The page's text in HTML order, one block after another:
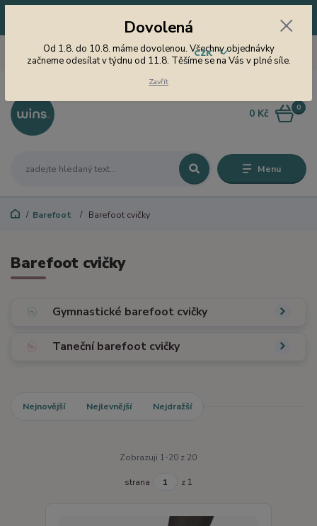
začneme odesílat v týdnu od 11.8. Těšíme se na Vás v plné síle.
Menu
CZK
605 747 185
Jsme tu pro Vás od 9 do 15
hodin
0
0 Kč
Barefoot Barefoot cvičky
Barefoot cvičky
Gymnastické barefoot cvičky
Taneční barefoot cvičky
Nejnovější Nejlevnější Nejdražší
Zobrazuji 1-20 z 20
strana z 1
Dovolená
Od 1.8. do 10.8. máme dovolenou. Všechny objednávky
začneme odesílat v týdnu od 11.8. Těšíme se na Vás v plné síle.
Zavřít